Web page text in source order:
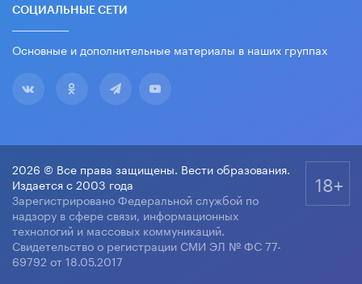
СОЦИАЛЬНЫЕ СЕТИ
Основные и дополнительные материалы в наших группах
2026 © Все права защищены. Вести образования.
Издается с 2003 года
Зарегистрировано Федеральной службой по
надзору в сфере связи, информационных
технологий и массовых коммуникаций.
Свидетельство о регистрации СМИ ЭЛ № ФС 77-
69792 от 18.05.2017
18+